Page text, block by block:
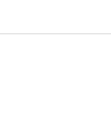
體設計